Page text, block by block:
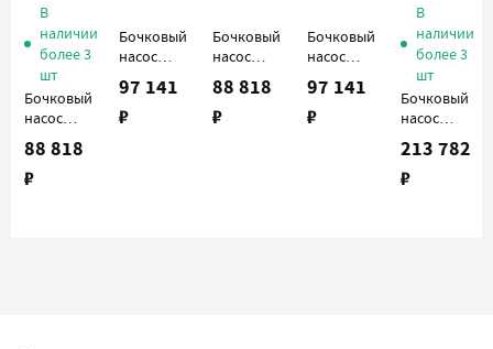
В
наличии
более 3
шт
Бочковый
насос
DR-PLH-
10-A4 с
88 818
₽
Бочковый
насос
DR-PLH-
12-A4 с
97 141
₽
Бочковый
насос
DR-PHH-
10-A4 с
88 818
₽
Бочковый
насос
DR-PHH-
12-A4 с
97 141
₽
В
наличии
более 3
шт
Бочковый
насос
DR-FLH-
12-U4B с
213 782
₽